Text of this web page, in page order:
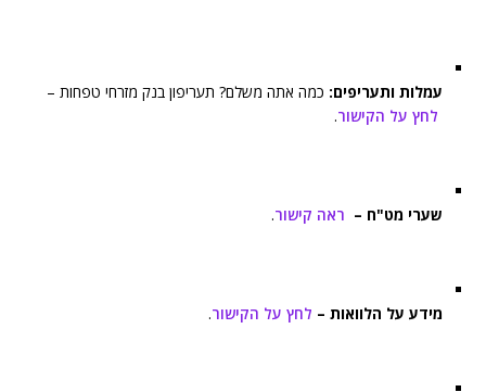
עמלות ותעריפים: כמה אתה משלם? תעריפון בנק מזרחי טפחות –
לחץ על הקישור.
שערי מט"ח – ראה קישור.
מידע על הלוואות – לחץ על הקישור.